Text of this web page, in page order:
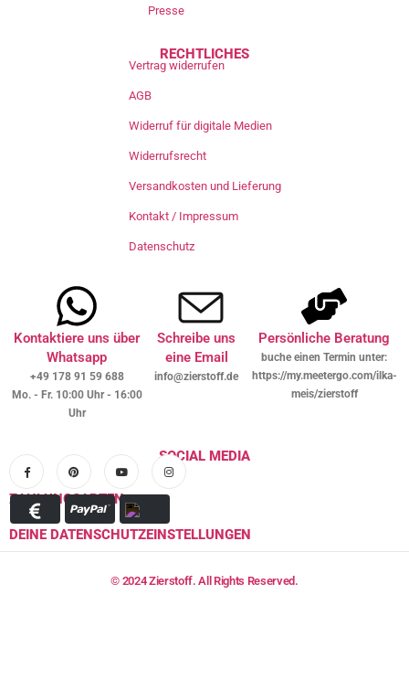
Presse
RECHTLICHES
Vertrag widerrufen
AGB
Widerruf für digitale Medien
Widerrufsrecht
Versandkosten und Lieferung
Kontakt / Impressum
Datenschutz
Kontaktiere uns über
Whatsapp
+49 178 91 59 688
Mo. - Fr. 10:00 Uhr - 16:00
Uhr
Schreibe uns
eine Email
info@zierstoff.de
Persönliche Beratung
buche einen Termin unter:
https://my.meetergo.com/ilka-
meis/zierstoff
SOCIAL MEDIA
ZAHLUNGSARTEN
DEINE DATENSCHUTZEINSTELLUNGEN
© 2024 Zierstoff. All Rights Reserved.